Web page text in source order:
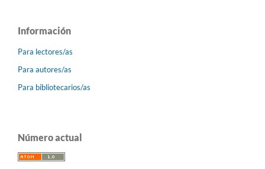
Información
Para lectores/as
Para autores/as
Para bibliotecarios/as
Número actual